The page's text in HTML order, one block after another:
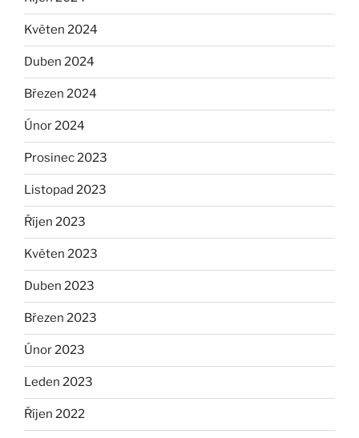
Květen 2024
Duben 2024
Březen 2024
Únor 2024
Prosinec 2023
Listopad 2023
Říjen 2023
Květen 2023
Duben 2023
Březen 2023
Únor 2023
Leden 2023
Říjen 2022